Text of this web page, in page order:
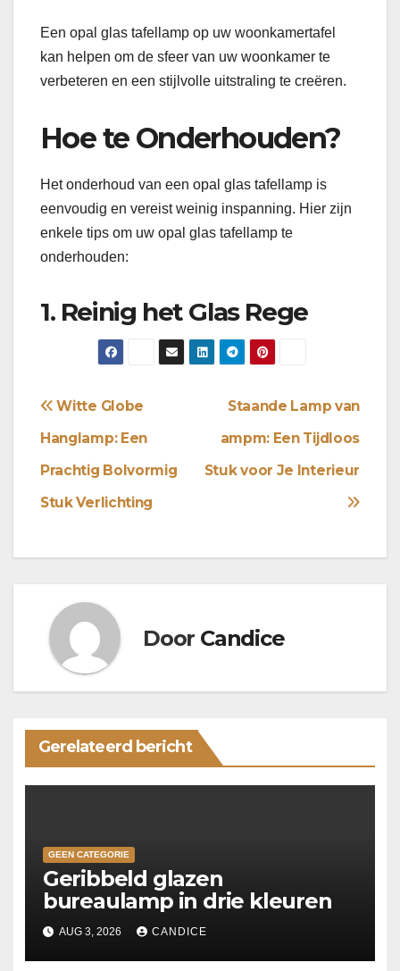
Een opal glas tafellamp op uw woonkamertafel
kan helpen om de sfeer van uw woonkamer te
verbeteren en een stijlvolle uitstraling te creëren.
Hoe te Onderhouden?
Het onderhoud van een opal glas tafellamp is
eenvoudig en vereist weinig inspanning. Hier zijn
enkele tips om uw opal glas tafellamp te
onderhouden:
1. Reinig het Glas Rege
Bericht
navigatie
Staande Lamp van
ampm: Een Tijdloos
Stuk voor Je Interieur
Witte Globe
Hanglamp: Een
Prachtig Bolvormig
Stuk Verlichting
Door Candice
Gerelateerd bericht
GEEN CATEGORIE
Geribbeld glazen
bureaulamp in drie kleuren
AUG 3, 2026 CANDICE